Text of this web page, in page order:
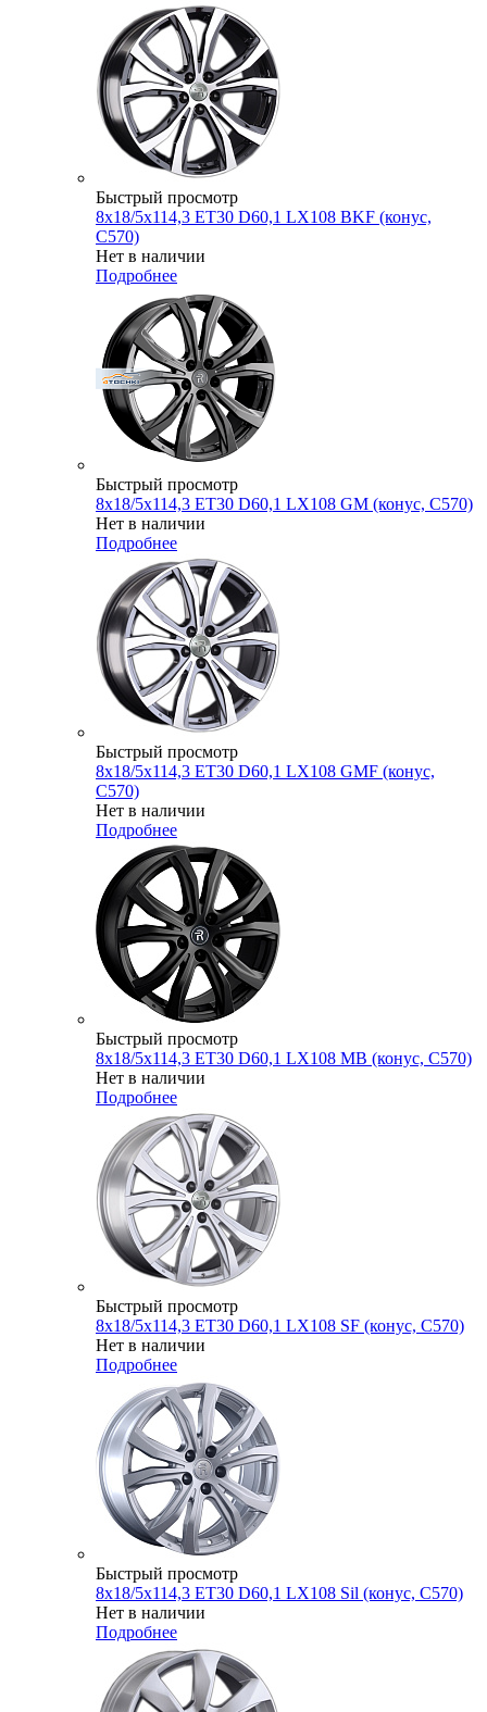
Быстрый просмотр
8x18/5x114,3 ET30 D60,1 LX108 BKF (конус,
C570)
Нет в наличии
Подробнее
Быстрый просмотр
8x18/5x114,3 ET30 D60,1 LX108 GM (конус, C570)
Нет в наличии
Подробнее
Быстрый просмотр
8x18/5x114,3 ET30 D60,1 LX108 GMF (конус,
C570)
Нет в наличии
Подробнее
Быстрый просмотр
8x18/5x114,3 ET30 D60,1 LX108 MB (конус, C570)
Нет в наличии
Подробнее
Быстрый просмотр
8x18/5x114,3 ET30 D60,1 LX108 SF (конус, C570)
Нет в наличии
Подробнее
Быстрый просмотр
8x18/5x114,3 ET30 D60,1 LX108 Sil (конус, C570)
Нет в наличии
Подробнее